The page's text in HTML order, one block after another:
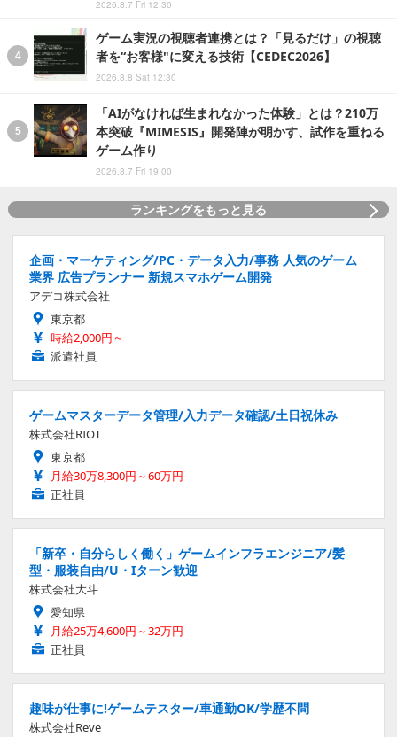
2026.8.7 Fri 12:30
ゲーム実況の視聴者連携とは？「見るだけ」の視聴
者を“お客様"に変える技術【CEDEC2026】
2026.8.8 Sat 12:30
「AIがなければ生まれなかった体験」とは？210万
本突破『MIMESIS』開発陣が明かす、試作を重ねる
ゲーム作り
2026.8.7 Fri 19:00
ランキングをもっと見る
企画・マーケティング/PC・データ入力/事務 人気のゲーム
業界 広告プランナー 新規スマホゲーム開発
アデコ株式会社
東京都
時給2,000円～
派遣社員
ゲームマスターデータ管理/入力データ確認/土日祝休み
株式会社RIOT
東京都
月給30万8,300円～60万円
正社員
「新卒・自分らしく働く」ゲームインフラエンジニア/髪
型・服装自由/U・Iターン歓迎
株式会社大斗
愛知県
月給25万4,600円～32万円
正社員
趣味が仕事に!ゲームテスター/車通勤OK/学歴不問
株式会社Reve